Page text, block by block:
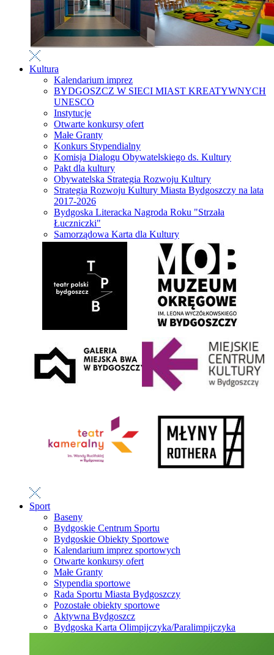
Kultura
Kalendarium imprez
BYDGOSZCZ W SIECI MIAST KREATYWNYCH
UNESCO
Instytucje
Otwarte konkursy ofert
Małe Granty
Konkurs Stypendialny
Komisja Dialogu Obywatelskiego ds. Kultury
Pakt dla kultury
Obywatelska Strategia Rozwoju Kultury
Strategia Rozwoju Kultury Miasta Bydgoszczy na lata
2017-2026
Bydgoska Literacka Nagroda Roku "Strzała
Łuczniczki"
Samorządowa Karta dla Kultury
Sport
Baseny
Bydgoskie Centrum Sportu
Bydgoskie Obiekty Sportowe
Kalendarium imprez sportowych
Otwarte konkursy ofert
Małe Granty
Stypendia sportowe
Rada Sportu Miasta Bydgoszczy
Pozostałe obiekty sportowe
Aktywna Bydgoszcz
Bydgoska Karta Olimpijczyka/Paralimpijczyka